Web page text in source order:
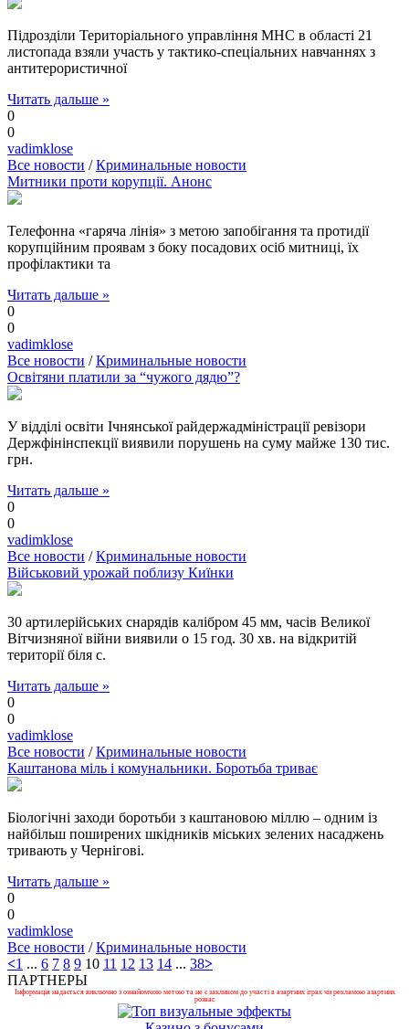
Підрозділи Територіального управління МНС в області 21
листопада взяли участь у тактико-спеціальних навчаннях з
антитерористичної
Читать дальше »
0
0
vadimklose
Все новости /Криминальные новости
Митники проти корупції. Анонс
Телефонна «гаряча лінія» з метою запобігання та протидії
корупційним проявам з боку посадових осіб митниці, їх
профілактики та
Читать дальше »
0
0
vadimklose
Все новости /Криминальные новости
Освітяни платили за “чужого дядю”?
У відділі освіти Ічнянської райдержадміністрації ревізори
Держфінінспекції виявили порушень на суму майже 130 тис.
грн.
Читать дальше »
0
0
vadimklose
Все новости /Криминальные новости
Військовий урожай поблизу Киїнки
30 артилерійських снарядів калібром 45 мм, часів Великої
Вітчизняної війни виявили о 15 год. 30 хв. на відкритій
території біля с.
Читать дальше »
0
0
vadimklose
Все новости /Криминальные новости
Каштанова міль і комунальники. Боротьба триває
Біологічні заходи боротьби з каштановою міллю – одним із
найбільш поширених шкідників міських зелених насаджень
тривають у Чернігові.
Читать дальше »
0
0
vadimklose
Все новости /Криминальные новости
<1 ... 6 7 8 9 10 11 12 13 14 ... 38>
ПАРТНЕРЫ
Інформація надається виключно з ознайомчою метою та не є закликом до участі в азартних іграх чи рекламою азартних
розваг.